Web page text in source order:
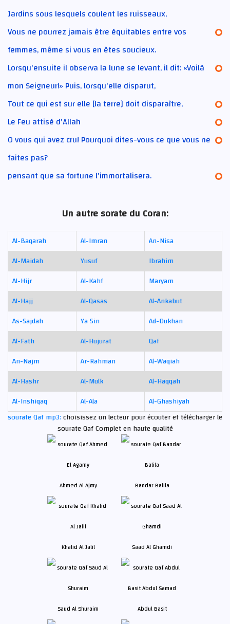
Jardins sous lesquels coulent les ruisseaux,
Vous ne pourrez jamais être équitables entre vos
femmes, même si vous en êtes soucieux.
Lorsqu'ensuite il observa la lune se levant, il dit: «Voilà
mon Seigneur!» Puis, lorsqu'elle disparut,
Tout ce qui est sur elle [la terre] doit disparaître,
Le Feu attisé d'Allah
O vous qui avez cru! Pourquoi dites-vous ce que vous ne
faites pas?
pensant que sa fortune l'immortalisera.
Un autre sorate du Coran:
Al-Baqarah Al-Imran
An-Nisa
Al-Maidah
Yusuf
Ibrahim
Al-Hijr
Al-Kahf
Maryam
Al-Hajj
Al-Qasas
Al-Ankabut
As-Sajdah
Ya Sin
Ad-Dukhan
Al-Fath
Al-Hujurat
Qaf
An-Najm
Ar-Rahman
Al-Waqiah
Al-Hashr
Al-Mulk
Al-Haqqah
Al-Inshiqaq
Al-Ala
Al-Ghashiyah
sourate Qaf mp3:choisissez un lecteur pour écouter et télécharger le
sourate Qaf Complet en haute qualité
Ahmed Al Ajmy Bandar Balila
Khalid Al Jalil Saad Al Ghamdi
Saud Al Shuraim Abdul Basit